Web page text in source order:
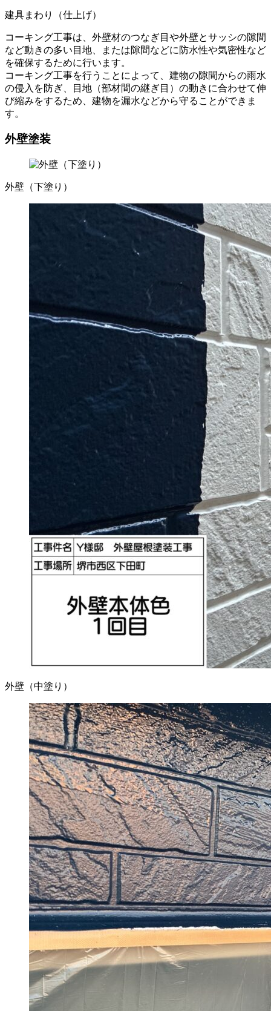
建具まわり（仕上げ）
コーキング工事は、外壁材のつなぎ目や外壁とサッシの隙間
など動きの多い目地、または隙間などに防水性や気密性など
を確保するために行います。
コーキング工事を行うことによって、建物の隙間からの雨水
の侵入を防ぎ、目地（部材間の継ぎ目）の動きに合わせて伸
び縮みをするため、建物を漏水などから守ることができま
す。
外壁塗装
外壁（下塗り）
外壁（中塗り）